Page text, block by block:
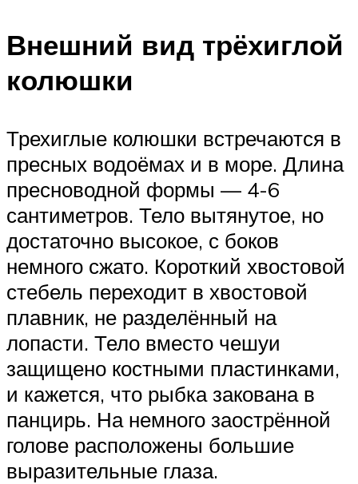
Внешний вид трёхиглой
колюшки
Трехиглые колюшки встречаются в
пресных водоёмах и в море. Длина
пресноводной формы — 4-6
сантиметров. Тело вытянутое, но
достаточно высокое, с боков
немного сжато. Короткий хвостовой
стебель переходит в хвостовой
плавник, не разделённый на
лопасти. Тело вместо чешуи
защищено костными пластинками,
и кажется, что рыбка закована в
панцирь. На немного заострённой
голове расположены большие
выразительные глаза.